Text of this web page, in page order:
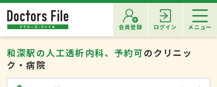
会員登録 ログイン メニュー
和深駅の人工透析内科、予約可のクリニッ
ク・病院